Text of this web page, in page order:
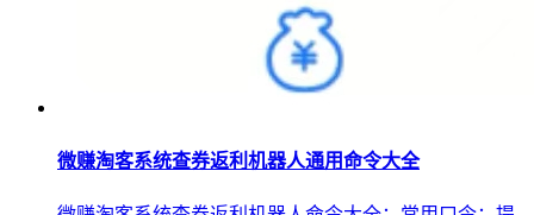
微赚淘客系统查券返利机器人通用命令大全